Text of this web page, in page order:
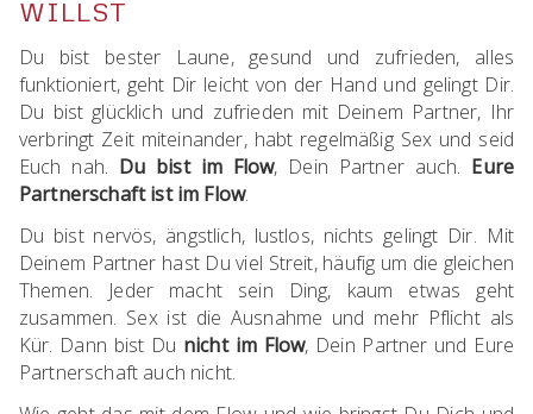
WILLST
Du bist bester Laune, gesund und zufrieden, alles
funktioniert, geht Dir leicht von der Hand und gelingt Dir.
Du bist glücklich und zufrieden mit Deinem Partner, Ihr
verbringt Zeit miteinander, habt regelmäßig Sex und seid
Euch nah. Du bist im Flow, Dein Partner auch. Eure
Partnerschaft ist im Flow.
Du bist nervös, ängstlich, lustlos, nichts gelingt Dir. Mit
Deinem Partner hast Du viel Streit, häufig um die gleichen
Themen. Jeder macht sein Ding, kaum etwas geht
zusammen. Sex ist die Ausnahme und mehr Pflicht als
Kür. Dann bist Du nicht im Flow, Dein Partner und Eure
Partnerschaft auch nicht.